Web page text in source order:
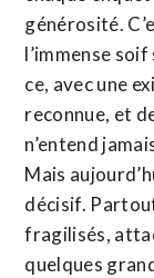
générosité.
l’immense
ce, avec une
reconnue, et
n’entend
Mais
décisif.
fragilisés,
quelques